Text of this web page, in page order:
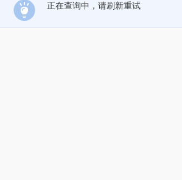
正在查询中，请刷新重试